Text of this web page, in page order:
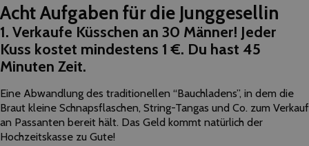
Acht Aufgaben für die Junggesellin
1. Verkaufe Küsschen an 30 Männer! Jeder
Kuss kostet mindestens 1 €. Du hast 45
Minuten Zeit.
Eine Abwandlung des traditionellen “Bauchladens”, in dem die
Braut kleine Schnapsflaschen, String-Tangas und Co. zum Verkauf
an Passanten bereit hält. Das Geld kommt natürlich der
Hochzeitskasse zu Gute!